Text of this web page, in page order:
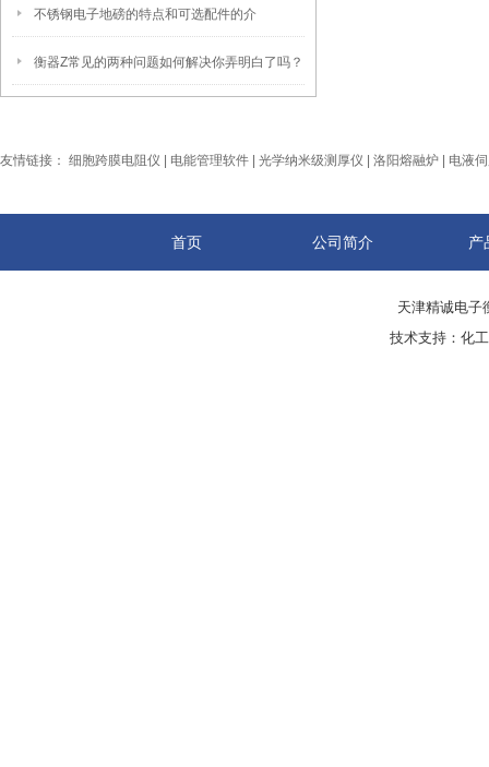
不锈钢电子地磅的特点和可选配件的介
衡器Z常见的两种问题如何解决你弄明白了吗？
友情链接： 细胞跨膜电阻仪 电能管理软件 光学纳米级测厚仪 洛阳熔融炉 电液
首页 公司简介 产
天津精诚电
技术支持： 化